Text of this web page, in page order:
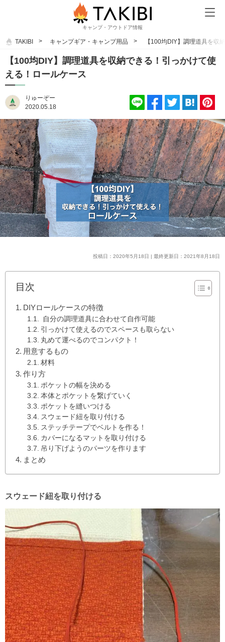
キャンプ・アウトドア情報
TAKIBI キャンプギア・キャンプ用品 【100均DIY】調理道具を収
【100均DIY】調理道具を収納できる！引っかけて使
える！ロールケース
りゅーぞー
2020.05.18
投稿日：2020年5月18日 | 最終更新日：2021年8月18日
目次
DIYロールケースの特徴
自分の調理道具に合わせて自作可能
引っかけて使えるのでスペースも取らない
丸めて運べるのでコンパクト！
用意するもの
材料
作り方
ポケットの幅を決める
本体とポケットを繋げていく
ポケットを縫いつける
スウェード紐を取り付ける
ステッチテープでベルトを作る！
カバーになるマットを取り付ける
吊り下げようのパーツを作ります
まとめ
スウェード紐を取り付ける